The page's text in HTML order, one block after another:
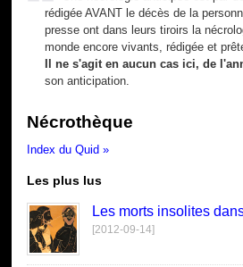
rédigée AVANT le décès de la
presse ont dans leurs tiroirs la
monde encore vivants, rédigée et
Il ne s'agit en aucun cas ici, de
son anticipation.
Nécrothèque
Index du Quid »
Les plus lus
Les morts insolites
[2012-09-14]